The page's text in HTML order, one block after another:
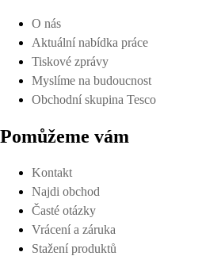
O nás
Aktuální nabídka práce
Tiskové zprávy
Myslíme na budoucnost
Obchodní skupina Tesco
Pomůžeme vám
Kontakt
Najdi obchod
Časté otázky
Vrácení a záruka
Stažení produktů